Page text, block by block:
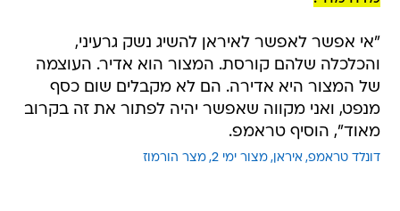
"אי אפשר לאפשר לאיראן להשיג נשק גרעיני,
והכלכלה שלהם קורסת. המצור הוא אדיר. העוצמה
של המצור היא אדירה. הם לא מקבלים שום כסף
מנפט, ואני מקווה שאפשר יהיה לפתור את זה בקרוב
מאוד", הוסיף טראמפ.
דונלד טראמפ איראן מצור ימי 2 מצר הורמוז